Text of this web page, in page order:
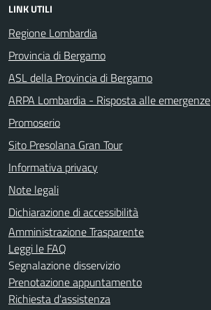
LINK UTILI
Regione Lombardia
Provincia di Bergamo
ASL della Provincia di Bergamo
ARPA Lombardia - Risposta alle emergenze
Promoserio
Sito Presolana Gran Tour
Informativa privacy
Note legali
Dichiarazione di accessibilità
Amministrazione Trasparente
Leggi le FAQ
Segnalazione disservizio
Prenotazione appuntamento
Richiesta d'assistenza